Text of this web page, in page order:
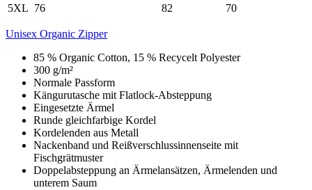
5XL 76 82 70
Unisex Organic Zipper
85 % Organic Cotton, 15 % Recycelt Polyester
300 g/m²
Normale Passform
Kängurutasche mit Flatlock-Absteppung
Eingesetzte Ärmel
Runde gleichfarbige Kordel
Kordelenden aus Metall
Nackenband und Reißverschlussinnenseite mit
Fischgrätmuster
Doppelabsteppung an Ärmelansätzen, Ärmelenden und
unterem Saum